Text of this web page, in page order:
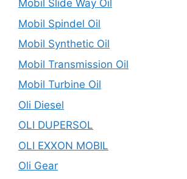
Mobil Slide Way Oil
Mobil Spindel Oil
Mobil Synthetic Oil
Mobil Transmission Oil
Mobil Turbine Oil
Oli Diesel
OLI DUPERSOL
OLI EXXON MOBIL
Oli Gear